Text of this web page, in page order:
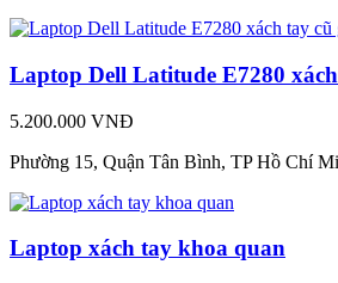
Laptop Dell Latitude E7280
5.200.000 VNĐ
Phường 15, Quận Tân Bình, TP Hồ Chí
Laptop xách tay khoa quan